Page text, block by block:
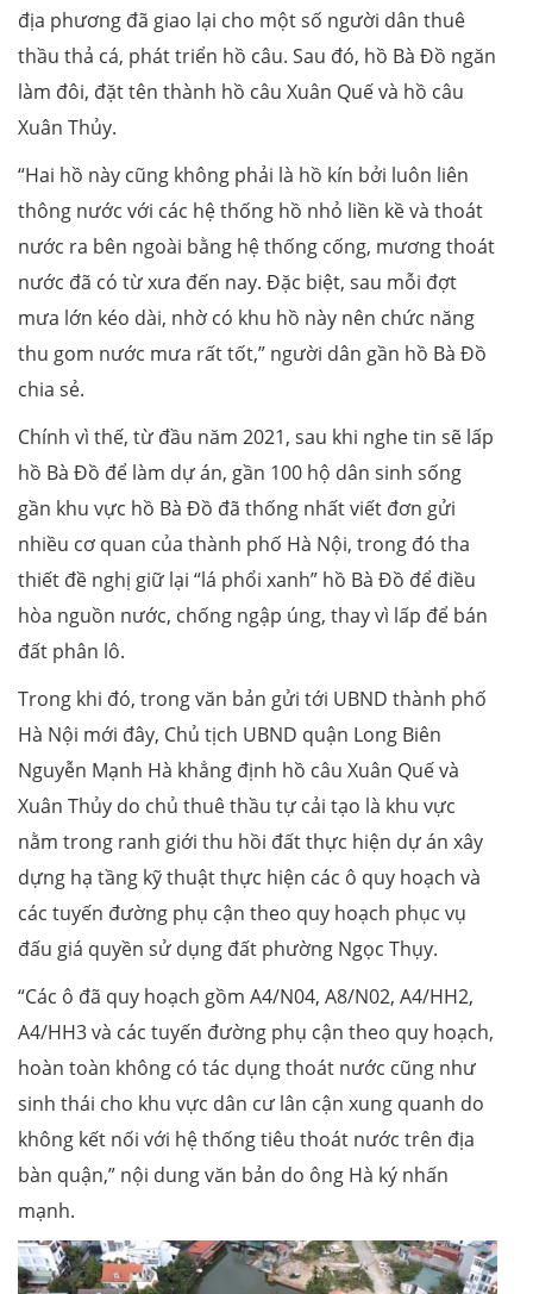
địa phương đã giao lại cho một số người dân thuê
thầu thả cá, phát triển hồ câu. Sau đó, hồ Bà Đồ ngăn
làm đôi, đặt tên thành hồ câu Xuân Quế và hồ câu
Xuân Thủy.
“Hai hồ này cũng không phải là hồ kín bởi luôn liên
thông nước với các hệ thống hồ nhỏ liền kề và thoát
nước ra bên ngoài bằng hệ thống cống, mương thoát
nước đã có từ xưa đến nay. Đặc biệt, sau mỗi đợt
mưa lớn kéo dài, nhờ có khu hồ này nên chức năng
thu gom nước mưa rất tốt,” người dân gần hồ Bà Đồ
chia sẻ.
Chính vì thế, từ đầu năm 2021, sau khi nghe tin sẽ lấp
hồ Bà Đồ để làm dự án, gần 100 hộ dân sinh sống
gần khu vực hồ Bà Đồ đã thống nhất viết đơn gửi
nhiều cơ quan của thành phố Hà Nội, trong đó tha
thiết đề nghị giữ lại “lá phổi xanh” hồ Bà Đồ để điều
hòa nguồn nước, chống ngập úng, thay vì lấp để bán
đất phân lô.
Trong khi đó, trong văn bản gửi tới UBND thành phố
Hà Nội mới đây, Chủ tịch UBND quận Long Biên
Nguyễn Mạnh Hà khẳng định hồ câu Xuân Quế và
Xuân Thủy do chủ thuê thầu tự cải tạo là khu vực
nằm trong ranh giới thu hồi đất thực hiện dự án xây
dựng hạ tầng kỹ thuật thực hiện các ô quy hoạch và
các tuyến đường phụ cận theo quy hoạch phục vụ
đấu giá quyền sử dụng đất phường Ngọc Thụy.
“Các ô đã quy hoạch gồm A4/N04, A8/N02, A4/HH2,
A4/HH3 và các tuyến đường phụ cận theo quy hoạch,
hoàn toàn không có tác dụng thoát nước cũng như
sinh thái cho khu vực dân cư lân cận xung quanh do
không kết nối với hệ thống tiêu thoát nước trên địa
bàn quận,” nội dung văn bản do ông Hà ký nhấn
mạnh.